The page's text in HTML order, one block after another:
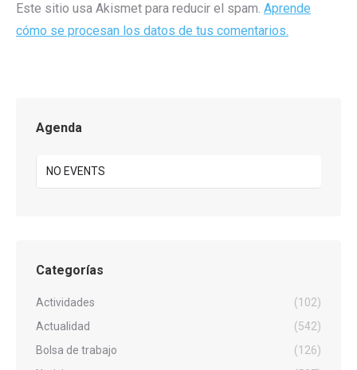
Este sitio usa Akismet para reducir el spam. Aprende
cómo se procesan los datos de tus comentarios.
Agenda
NO EVENTS
Categorías
Actividades
(102)
Actualidad
(542)
Bolsa de trabajo
(126)